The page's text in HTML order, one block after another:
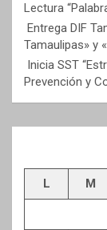
Lectura
Entrega DIF
Tamaulipas» y
Inicia SST
Prevención y
L M